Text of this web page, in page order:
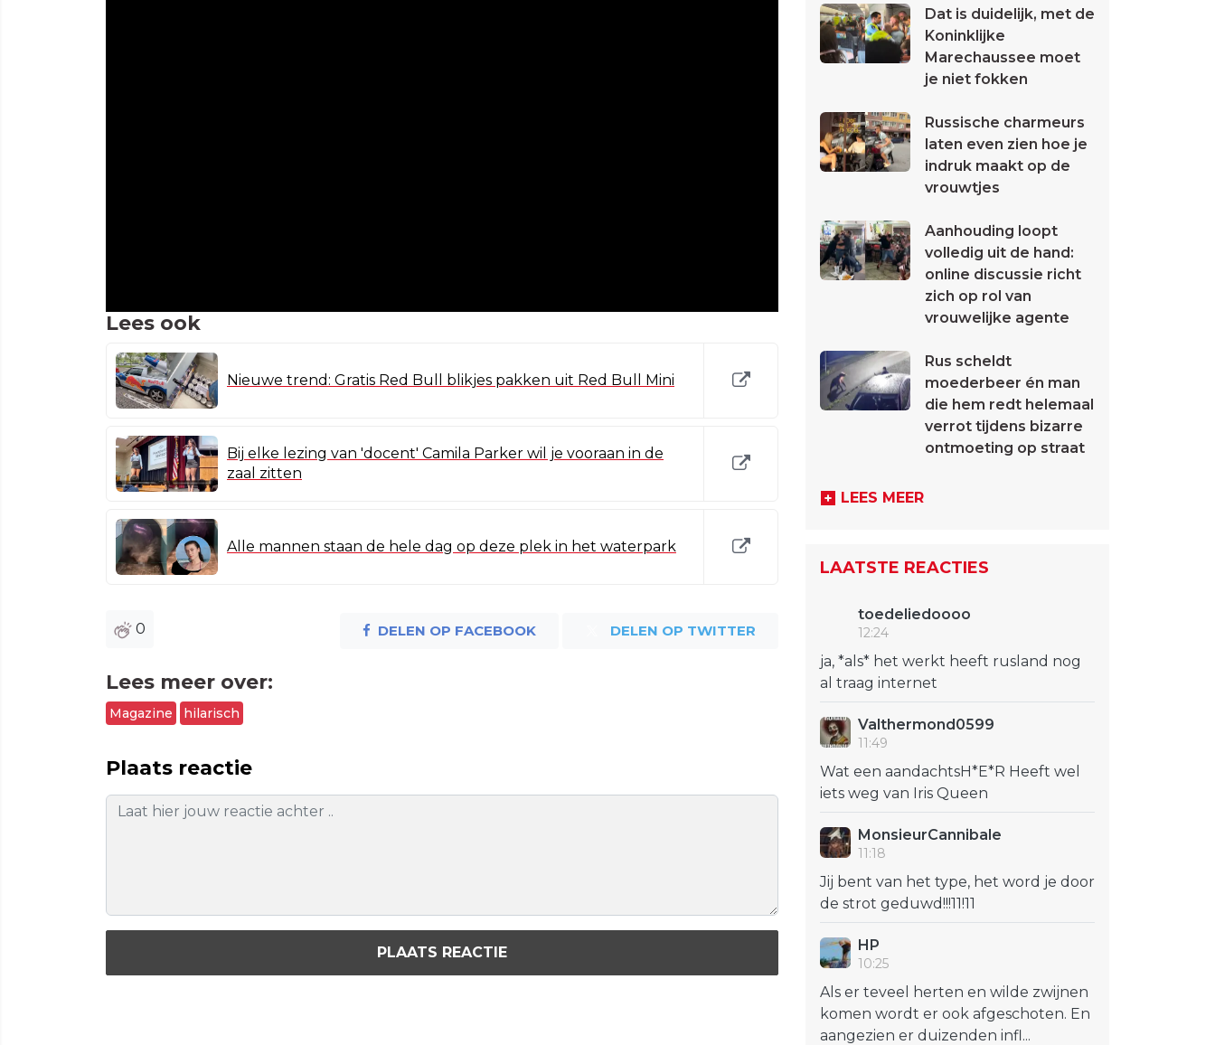
Lees ook
Nieuwe trend: Gratis Red Bull blikjes pakken uit Red Bull Mini
Bij elke lezing van 'docent' Camila Parker wil je vooraan in de
zaal zitten
Alle mannen staan de hele dag op deze plek in het waterpark
0 DELEN OP FACEBOOK DELEN OP TWITTER
Lees meer over:
Magazine hilarisch
Plaats reactie
PLAATS REACTIE
Dat is duidelijk, met de
Koninklijke
Marechaussee moet
je niet fokken
Russische charmeurs
laten even zien hoe je
indruk maakt op de
vrouwtjes
Aanhouding loopt
volledig uit de hand:
online discussie richt
zich op rol van
vrouwelijke agente
Rus scheldt
moederbeer én man
die hem redt helemaal
verrot tijdens bizarre
ontmoeting op straat
LEES MEER
LAATSTE REACTIES
toedeliedoooo
12:24
ja, *als* het werkt heeft rusland nog
al traag internet
Valthermond0599
11:49
Wat een aandachtsH*E*R Heeft wel
iets weg van Iris Queen
MonsieurCannibale
11:18
Jij bent van het type, het word je door
de strot geduwd!!!11!11
HP
10:25
Als er teveel herten en wilde zwijnen
komen wordt er ook afgeschoten. En
aangezien er duizenden infl...